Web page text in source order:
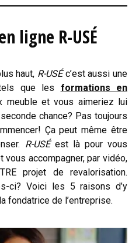
ligne R-USÉ
haut, R-USÉc’est aussi une
que les formations en
meuble et vous aimeriez lui
chance? Pas toujours
Ça peut même être
R-USÉest là pour vous
vous accompagner, par vidéo,
projet de revalorisation.
ci? Voici les 5 raisons d’y
fondatrice de l’entreprise.